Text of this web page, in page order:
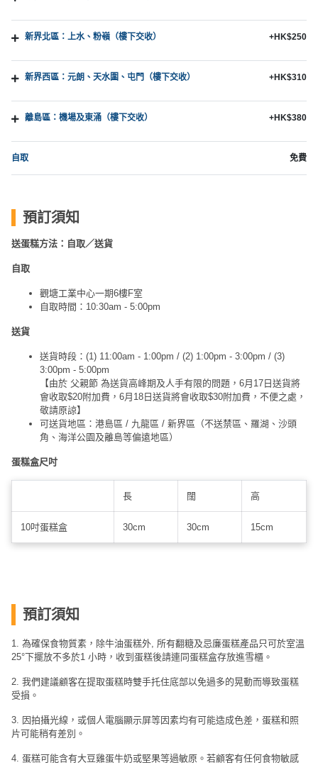
新界北區：上水、粉嶺（樓下交收） +HK$250
新界西區：元朗、天水圍、屯門（樓下交收） +HK$310
離島區：機場及東涌（樓下交收） +HK$380
自取 免費
預訂須知
送蛋糕方法：自取／送貨
自取
觀塘工業中心一期6樓F室
自取時間：10:30am - 5:00pm
送貨
送貨時段：(1) 11:00am - 1:00pm / (2) 1:00pm - 3:00pm / (3)
3:00pm - 5:00pm
【由於 父親節 為送貨高峰期及人手有限的問題，6月17日送貨將
會收取$20附加費，6月18日送貨將會收取$30附加費，不便之處，
敬請原諒】
可送貨地區：港島區 / 九龍區 / 新界區（不送禁區、羅湖、沙頭
角、海洋公園及離島等偏遠地區）
蛋糕盒尺吋
長 闊 高
10吋蛋糕盒 30cm 30cm 15cm
預訂須知
1. 為確保食物質素，除牛油蛋糕外, 所有翻糖及忌廉蛋糕產品只可於室溫
25°下擺放不多於1 小時，收到蛋糕後請連同蛋糕盒存放進雪櫃。
2. 我們建議顧客在提取蛋糕時雙手托住底部以免過多的晃動而導致蛋糕
受損。
3. 因拍攝光線，或個人電腦顯示屏等因素均有可能造成色差，蛋糕和照
片可能稍有差別。
4. 蛋糕可能含有大豆雞蛋牛奶或堅果等過敏原。若顧客有任何食物敏感